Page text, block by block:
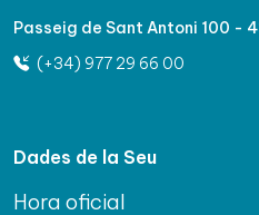
Passeig de Sant Antoni 100 -
(+34) 977 29 66 00
Dades de la Seu
Hora oficial